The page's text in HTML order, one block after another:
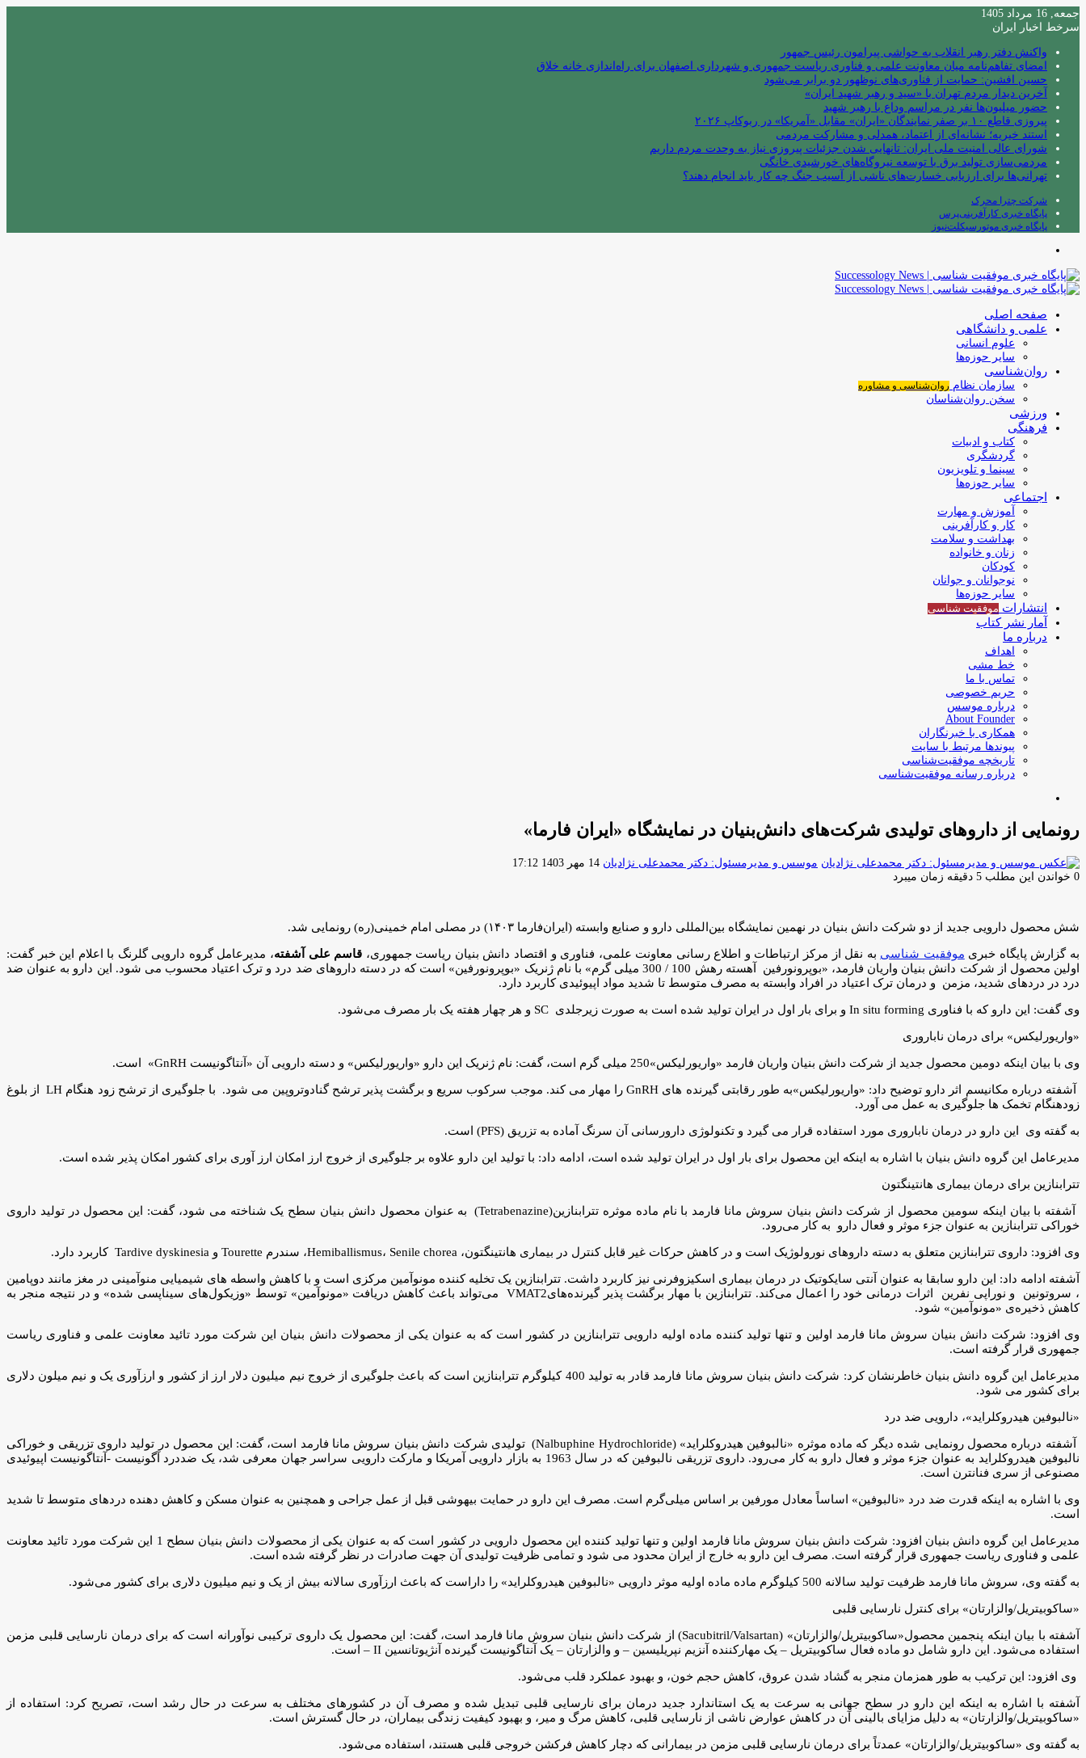
جمعه, 16 مرداد 1405
سرخط اخبار ایران
واکنش دفتر رهبر انقلاب به حواشی پیرامون رئیس جمهور
امضای تفاهم‌نامه میان معاونت علمی و فناوری ریاست جمهوری و شهرداری اصفهان برای راه‌اندازی خانه خلاق
حسین افشین: حمایت از فناوری‌های نوظهور دو برابر می‌شود
آخرین دیدار مردم تهران با «سید و رهبر شهید ایران»
حضور میلیون‌ها نفر در مراسم وداع با رهبر شهید
پیروزی قاطع ۱۰ بر صفر نمایندگان «ایران» مقابل «آمریکا» در ربوکاپ ۲۰۲۶
استند خیریه؛ نشانه‌ای از اعتماد، همدلی و مشارکت مردمی
شورای عالی امنیت ملی ایران: تانهایی شدن جزئیات پیروزی نیاز به وحدت مردم داریم
مردمی‌سازی تولید برق با توسعه نیروگاه‌های خورشیدی خانگی
تهرانی‌ها برای ارزیابی خسارت‌های ناشی از آسیب جنگ چه کار باید انجام دهند؟
شرکت چترا محرک
پایگاه خبری کارآفرینی‌پرس
پایگاه خبری موتورسیکلت‌نیوز
صفحه اصلی
علمی و دانشگاهی
علوم انسانی
سایر حوزه‌ها
روان‌شناسی
سازمان نظام روان‌شناسی و مشاوره
سخن روان‌شناسان
ورزشی
فرهنگی
کتاب و ادبیات
گردشگری
سینما و تلویزیون
سایر حوزه‌ها
اجتماعی
آموزش و مهارت
کار و کارآفرینی
بهداشت و سلامت
زنان و خانواده
کودکان
نوجوانان و جوانان
سایر حوزه‌ها
انتشارات موفقیت‌ شناسی
آمار نشر کتاب
درباره ما
اهداف
خط مشی
تماس با ما
حریم خصوصی
درباره موسس
About Founder
همکاری با خبرنگاران
پیوندها مرتبط با سایت
تاریخچه موفقیت‌شناسی
درباره رسانه موفقیت‌شناسی
رونمایی از داروهای تولیدی شرکت‌های دانش‌بنیان در نمایشگاه «ایران فارما»
موسس و مدیرمسئول: دکتر محمدعلی نژادیان ارسال
14 مهر 1403 17:12
0 خواندن این مطلب 5 دقیقه زمان میبرد
شش محصول دارویی جدید از دو شرکت دانش بنیان در نهمین نمایشگاه بین‌المللی دارو و صنایع وابسته (ایران‌فارما ۱۴۰۳) در مصلی امام خمینی(ره) رونمایی شد.
به گزارش پایگاه خبری موفقیت شناسی به نقل از مرکز ارتباطات و اطلاع رسانی معاونت علمی، فناوری و اقتصاد دانش بنیان ریاست جمهوری، قاسم علی آشفته، مدیرعامل گروه دارویی گلرنگ با اعلام این خبر گفت:
اولین محصول از شرکت دانش بنیان واریان فارمد، «بوپرونورفین آهسته رهش 100 / 300 میلی گرم» با نام ژنریک «بوپرونورفین» است که در دسته داروهای ضد درد و ترک اعتیاد محسوب می شود. این دارو به عنوان ضد
درد در دردهای شدید، مزمن و درمان ترک اعتیاد در افراد وابسته به مصرف متوسط تا شدید مواد اپیوئیدی کاربرد دارد.
وی گفت: این دارو که با فناوری In situ forming و برای بار اول در ایران تولید شده است به صورت زیرجلدی SC و هر چهار هفته یک بار مصرف می‌شود.
«واریورلیکس» برای درمان ناباروری
وی با بیان اینکه دومین محصول جدید از شرکت دانش بنیان واریان فارمد «واریورلیکس»250 میلی گرم است، گفت: نام ژنریک این دارو «واریورلیکس» و دسته دارویی آن «آنتاگونیست GnRH» است.
آشفته درباره مکانیسم اثر دارو توضیح داد: «واریورلیکس»به طور رقابتی گیرنده های GnRH را مهار می کند. موجب سرکوب سریع و برگشت پذیر ترشح گنادوتروپین می شود. با جلوگیری از ترشح زود هنگام LH از بلوغ
زودهنگام تخمک ها جلوگیری به عمل می آورد.
به گفته وی این دارو در درمان ناباروری مورد استفاده قرار می گیرد و تکنولوژی دارورسانی آن سرنگ آماده به تزریق (PFS) است.
مدیرعامل این گروه دانش بنیان با اشاره به اینکه این محصول برای بار اول در ایران تولید شده است، ادامه داد: با تولید این دارو علاوه بر جلوگیری از خروج ارز امکان ارز آوری برای کشور امکان پذیر شده است.
تترابنازین برای درمان بیماری هانتینگتون
آشفته با بیان اینکه سومین محصول از شرکت دانش بنیان سروش مانا فارمد با نام ماده موثره تترابنازین(Tetrabenazine) به عنوان محصول دانش بنیان سطح یک شناخته می شود، گفت: این محصول در تولید داروی
خوراکی تترابنازین به عنوان جزء موثر و فعال دارو به کار می‌رود.
وی افزود: داروی تترابنازین متعلق به دسته داروهای نورولوژیک است و در کاهش حرکات غیر قابل کنترل در بیماری هانتینگتون، Hemiballismus، Senile chorea، سندرم Tourette و Tardive dyskinesia کاربرد دارد.
آشفته ادامه داد: این دارو سابقا به عنوان آنتی سایکوتیک در درمان بیماری اسکیزوفرنی نیز کاربرد داشت. تترابنازین یک تخلیه کننده‌ مونوآمین مرکزی است و با کاهش واسطه های شیمیایی منوآمینی در مغز مانند دوپامین
، سروتونین و نوراپی نفرین اثرات درمانی خود را اعمال می‌کند. تترابنازین با مهار برگشت پذیر گیرنده‌هایVMAT2 می‌تواند باعث کاهش دریافت «مونوآمین» توسط «وزیکول‌های سیناپسی شده» و در نتیجه منجر به
کاهش ذخیره‌ی «مونوآمین» شود.
وی افزود: شرکت دانش بنیان سروش مانا فارمد اولین و تنها تولید کننده ماده اولیه دارویی تترابنازین در کشور است که به عنوان یکی از محصولات دانش بنیان این شرکت مورد تائید معاونت علمی و فناوری ریاست
جمهوری قرار گرفته است.
مدیرعامل این گروه دانش بنیان خاطرنشان کرد: شرکت دانش بنیان سروش مانا فارمد قادر به تولید 400 کیلوگرم تترابنازین است که باعث جلوگیری از خروج نیم میلیون دلار ارز از کشور و ارزآوری یک و نیم میلون دلاری
برای کشور می شود.
«نالبوفین هیدروکلراید»، دارویی ضد درد
آشفته درباره محصول رونمایی شده دیگر که ماده موثره «نالبوفین هیدروکلراید» (Nalbuphine Hydrochloride) تولیدی شرکت دانش بنیان سروش مانا فارمد است، گفت: این محصول در تولید داروی تزریقی و خوراکی
نالبوفین هیدروکلراید به عنوان جزء موثر و فعال دارو به کار می‌رود. داروی تزریقی نالبوفین که در سال 1963 به بازار دارویی آمریکا و مارکت دارویی سراسر جهان معرفی شد، یک ضددرد آگونیست -آنتاگونیست اپیوئیدی
مصنوعی از سری فنانترن است.
وی با اشاره به اینکه قدرت ضد درد «نالبوفین» اساساً معادل مورفین بر اساس میلی‌گرم است. مصرف این دارو در حمایت بیهوشی قبل از عمل جراحی و همچنین به عنوان مسکن و کاهش دهنده‌ دردهای متوسط تا شدید
است.
مدیرعامل این گروه دانش بنیان افزود: شرکت دانش بنیان سروش مانا فارمد اولین و تنها تولید کننده این محصول دارویی در کشور است که به عنوان یکی از محصولات دانش بنیان سطح 1 این شرکت مورد تائید معاونت
علمی و فناوری ریاست جمهوری قرار گرفته است. مصرف این دارو به خارج از ایران محدود می شود و تمامی ظرفیت تولیدی آن جهت صادرات در نظر گرفته شده است.
به گفته وی، سروش مانا فارمد ظرفیت تولید سالانه 500 کیلوگرم ماده ماده اولیه موثر دارویی «نالبوفین هیدروکلراید» را داراست که باعث ارزآوری سالانه بیش از یک و نیم میلیون دلاری برای کشور می‌شود.
«ساکوبیتریل/والزارتان» برای کنترل نارسایی قلبی
آشفته با بیان اینکه پنجمین محصول«ساکوبیتریل/والزارتان» (Sacubitril/Valsartan) از شرکت دانش بنیان سروش مانا فارمد است، گفت: این محصول یک داروی ترکیبی نوآورانه است که برای درمان نارسایی قلبی مزمن
استفاده می‌شود. این دارو شامل دو ماده فعال ساکوبیتریل – یک مهارکننده آنزیم نپریلیسین – و والزارتان – یک آنتاگونیست گیرنده آنژیوتانسین II – است.
وی افزود: این ترکیب به طور همزمان منجر به گشاد شدن عروق، کاهش حجم خون، و بهبود عملکرد قلب می‌شود.
آشفته با اشاره به اینکه این دارو در سطح جهانی به سرعت به یک استاندارد جدید درمان برای نارسایی قلبی تبدیل شده و مصرف آن در کشورهای مختلف به سرعت در حال رشد است، تصریح کرد: استفاده از
«ساکوبیتریل/والزارتان» به دلیل مزایای بالینی آن در کاهش عوارض ناشی از نارسایی قلبی، کاهش مرگ و میر، و بهبود کیفیت زندگی بیماران، در حال گسترش است.
به گفته وی «ساکوبیتریل/والزارتان» عمدتاً برای درمان نارسایی قلبی مزمن در بیمارانی که دچار کاهش فرکشن خروجی قلبی هستند، استفاده می‌شود.